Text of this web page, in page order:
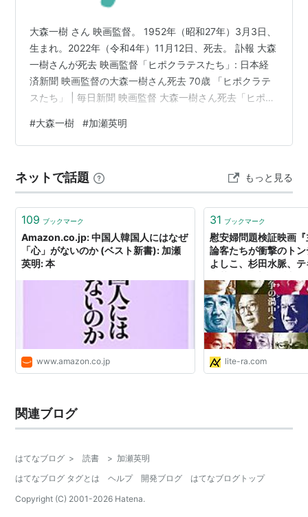
大森一樹 さん 映画監督。 1952年（昭和27年）3月3日、
生まれ。2022年（令和4年）11月12日、死去。 訃報 大森
一樹さんが死去 映画監督「ヒポクラテスたち」: 日本経
済新聞 映画監督の大森一樹さん死去 70歳 「ヒポクラテ
スたち」 | 毎日新聞 映画監督 大森一樹さん死去「ヒポク
映画監督、７０歳：時事ドットコム 「平成ゴジラVSシリ
ーズ」大森一樹監督が急性骨髄性白血病で死去、70歳 -
「ヒポクラテスたち」など - 産経ニュース 映画監督、大
森一樹さんが死去 「ヒ…
#大森一樹 #加瀬英明
ネットで話題 もっと見る
109 ブックマーク
Amazon.co.jp: 中国人韓国人にはなぜ
「心」がないのか (ベスト新書): 加瀬
英明: 本
www.amazon.co.jp
31 ブックマーク
慰安婦問題検証映画
論客たちが衝撃のト
よしこ、杉田水脈、
／リテラ
lite-ra.com
関連ブログ
はてなブログ > 読書 > 加瀬英明
はてなブログ タグとは
ヘルプ 開発ブログ
はてなブログトップ
Copyright (C) 2001-2026 Hatena.